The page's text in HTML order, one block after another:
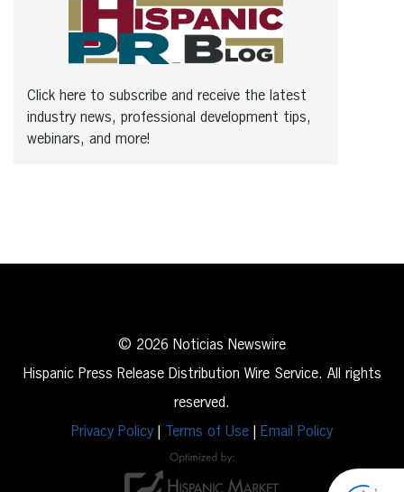
Click here to subscribe and receive the latest
industry news, professional development tips,
webinars, and more!
© 2026 Noticias Newswire
Hispanic Press Release Distribution Wire Service. All rights
reserved.
Privacy Policy
Terms of Use Email Policy